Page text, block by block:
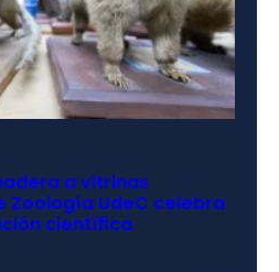
a vitrinas
Zoología UdeC celebra
científica